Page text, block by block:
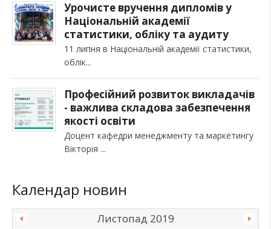
Урочисте вручення дипломів у
Національній академії
статистики, обліку та аудиту
11 липня в Національній академії статистики,
облік
Професійний розвиток викладачів
- важлива складова забезпечення
якості освіти
Доцент кафедри менеджменту та маркетингу
Вікторія
Календар новин
Листопад 2019